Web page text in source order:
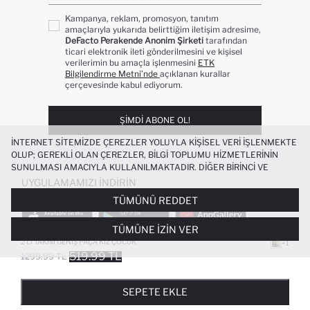
2'LI TAKIM GENIŞ PAÇA KIZ ÇOCUK
1299.99 TL 519.99 TL
+1
SEPETE EKLE
Kampanya, reklam, promosyon, tanıtım
amaçlarıyla yukarıda belirttiğim iletişim adresime,
DeFacto Perakende Anonim Şirketi tarafından
ticari elektronik ileti gönderilmesini ve kişisel
verilerimin bu amaçla işlenmesini ETK
Bilgilendirme Metni’nde açıklanan kurallar
çerçevesinde kabul ediyorum.
ŞIMDI ABONE OL!
UYGULAMAMIZI İNDIRIN
POPÜLER KATEGORILER
KADIN BEYAZ TIŞÖRT
İNTERNET SITEMIZDE ÇEREZLER YOLUYLA KIŞISEL VERI IŞLENMEKTE
OLUP; GEREKLI OLAN ÇEREZLER, BILGI TOPLUMU HIZMETLERININ
SUNULMASI AMACIYLA KULLANILMAKTADIR. DIĞER BIRINCI VE
ÜÇÜNCÜ TARAF ÇEREZLER ISE SIZE DAHA IYI BIR ALIŞVERIŞ
DENEYIMI SUNULABILMESI, SITEMIZIN DAHA IŞLEVSEL KILINMASI VE
KIŞISELLEŞTIRMESI VE AÇIK RIZA VERMENIZ HALINDE, SIZLERE
YÖNELIK PAZARLAMA FAALIYETLERININ YAPILMASI AMAÇLARIYLA
SINIRLI OLARAK KULLANILACAKTIR. ÇEREZLERE DAIR TERCIHLERINIZI
ÇEREZ TERCIHLERIPANELI ARACILIĞIYLA HER ZAMAN YÖNETEBILIR,
ÇEREZLERLE ILGILI DAHA DETAYLI BILGIYE
TÜMÜNÜ REDDET
TÜMÜNE İZIN VER